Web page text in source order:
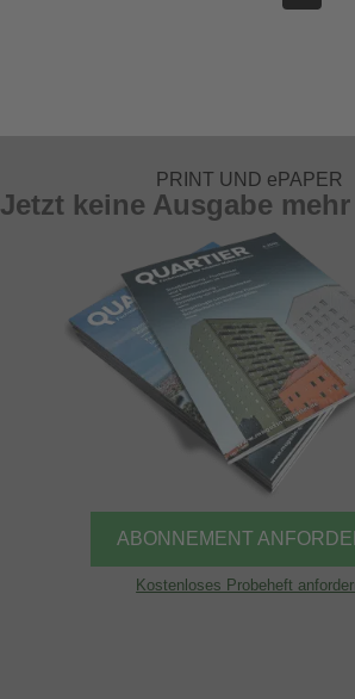
PRINT UND ePAPER
Jetzt keine Ausgabe
ABONNEMENT
Kostenloses Probeheft